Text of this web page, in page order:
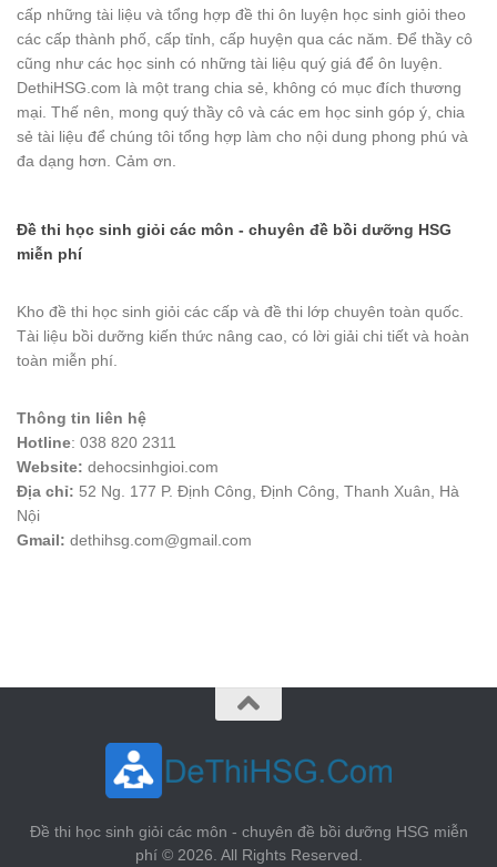
cấp những tài liệu và tổng hợp đề thi ôn luyện học sinh giỏi theo
các cấp thành phố, cấp tỉnh, cấp huyện qua các năm. Để thầy cô
cũng như các học sinh có những tài liệu quý giá để ôn luyện.
DethiHSG.com là một trang chia sẻ, không có mục đích thương
mại. Thế nên, mong quý thầy cô và các em học sinh góp ý, chia
sẻ tài liệu để chúng tôi tổng hợp làm cho nội dung phong phú và
đa dạng hơn. Cảm ơn.
Đề thi học sinh giỏi các môn - chuyên đề bồi dưỡng HSG
miễn phí
Kho đề thi học sinh giỏi các cấp và đề thi lớp chuyên toàn quốc.
Tài liệu bồi dưỡng kiến thức nâng cao, có lời giải chi tiết và hoàn
toàn miễn phí.
Thông tin liên hệ
Hotline: 038 820 2311
Website: dehocsinhgioi.com
Địa chỉ: 52 Ng. 177 P. Định Công, Định Công, Thanh Xuân, Hà
Nội
Gmail: dethihsg.com@gmail.com
Đề thi học sinh giỏi các môn - chuyên đề bồi dưỡng HSG miễn
phí © 2026. All Rights Reserved.